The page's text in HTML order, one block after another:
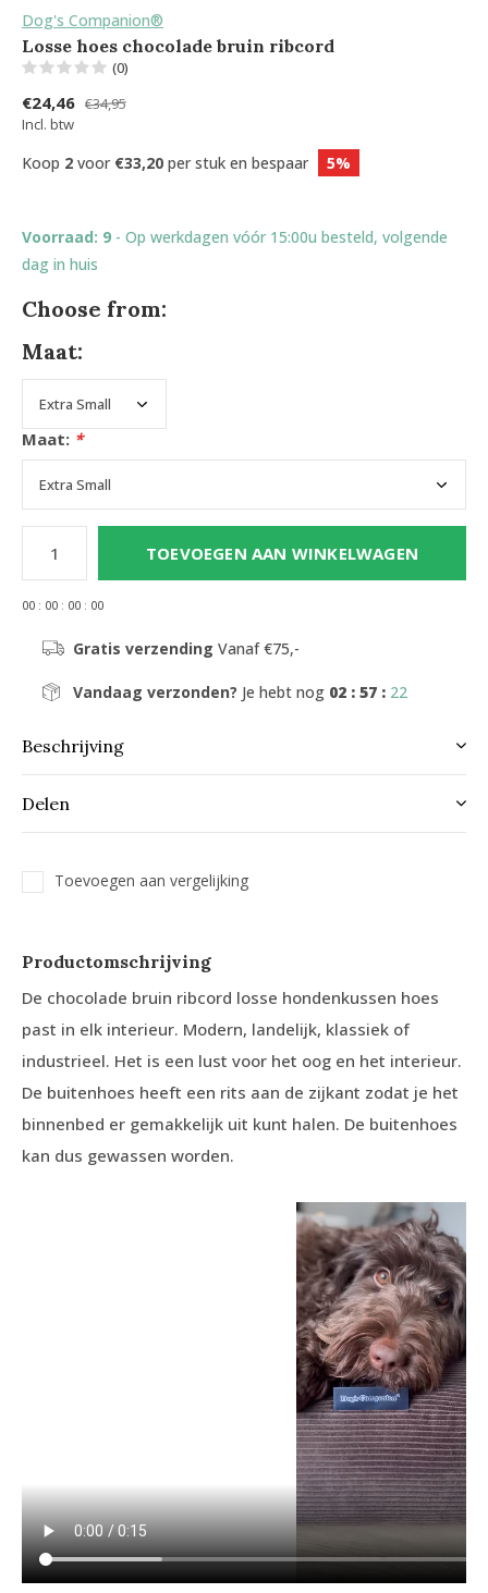
Dog's Companion®
Losse hoes chocolade bruin ribcord
(0)
€24,46 €34,95
Incl. btw
Koop 2 voor €33,20 per stuk en bespaar 5%
Voorraad: 9 - Op werkdagen vóór 15:00u besteld, volgende
dag in huis
Choose from:
Maat:
Maat: *
TOEVOEGEN AAN WINKELWAGEN
00 : 00 : 00 : 00
Gratis verzending Vanaf €75,-
Vandaag verzonden? Je hebt nog 02 : 57 : 22
Beschrijving
Delen
Toevoegen aan vergelijking
Productomschrijving
De chocolade bruin ribcord losse hondenkussen hoes
past in elk interieur. Modern, landelijk, klassiek of
industrieel. Het is een lust voor het oog en het interieur.
De buitenhoes heeft een rits aan de zijkant zodat je het
binnenbed er gemakkelijk uit kunt halen. De buitenhoes
kan dus gewassen worden.